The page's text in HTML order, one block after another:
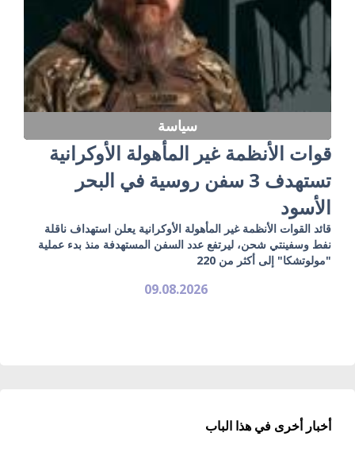
سياسة
قوات الأنظمة غير المأهولة الأوكرانية
تستهدف 3 سفن روسية في البحر
الأسود
قائد القوات الأنظمة غير المأهولة الأوكرانية يعلن استهداف ناقلة
نفط وسفينتي شحن، ليرتفع عدد السفن المستهدفة منذ بدء عملية
"مولوتشكا" إلى أكثر من 220
09.08.2026
أخبار أخرى في هذا الباب